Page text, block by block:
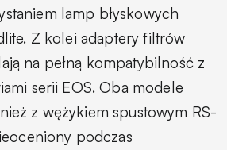
lamp błyskowych
Z kolei adaptery filtrów
na pełną kompatybilność z
serii EOS. Oba modele
z wężykiem spustowym RS-
podczas